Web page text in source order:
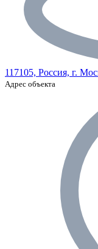
117105, Россия, г.
Адрес объекта